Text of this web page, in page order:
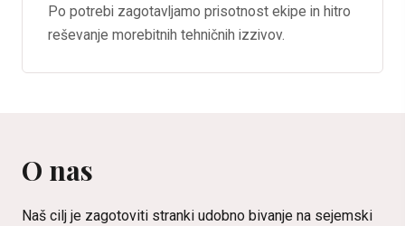
Po potrebi zagotavljamo prisotnost ekipe in hitro
reševanje morebitnih tehničnih izzivov.
O nas
Naš cilj je zagotoviti stranki udobno bivanje na sejemski